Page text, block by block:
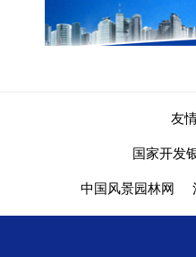
友
国家开发
中国风景园林网